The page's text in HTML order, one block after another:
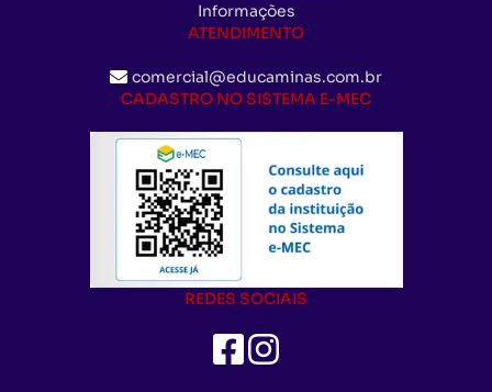
Informações
ATENDIMENTO
comercial@educaminas.com.br
CADASTRO NO SISTEMA E-MEC
REDES SOCIAIS